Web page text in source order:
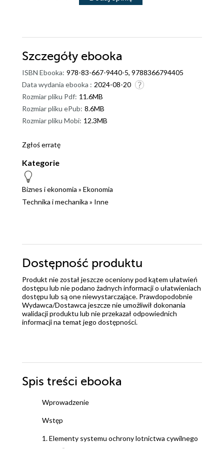
Szczegóły ebooka
ISBN Ebooka: 978-83-667-9440-5, 9788366794405
Data wydania ebooka : 2024-08-20
Rozmiar pliku Pdf: 11.6MB
Rozmiar pliku ePub: 8.6MB
Rozmiar pliku Mobi: 12.3MB
Zgłoś erratę
Kategorie
Biznes i ekonomia » Ekonomia
Technika i mechanika » Inne
Dostępność produktu
Produkt nie został jeszcze oceniony pod kątem ułatwień
dostępu lub nie podano żadnych informacji o ułatwieniach
dostępu lub są one niewystarczające. Prawdopodobnie
Wydawca/Dostawca jeszcze nie umożliwił dokonania
walidacji produktu lub nie przekazał odpowiednich
informacji na temat jego dostępności.
Spis treści ebooka
Wprowadzenie
Wstęp
1. Elementy systemu ochrony lotnictwa cywilnego